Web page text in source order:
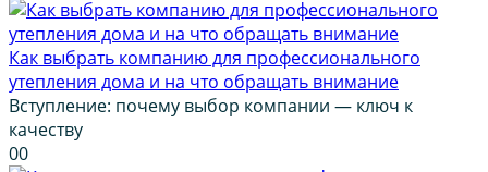
Как выбрать компанию для профессионального
утепления дома и на что обращать внимание
Вступление: почему выбор компании — ключ к
качеству
00